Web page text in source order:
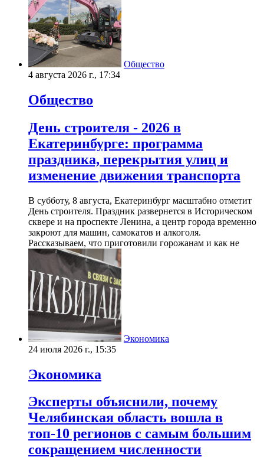
Общество
4 августа 2026 г., 17:34
Общество
День строителя - 2026 в
Екатеринбурге: программа
праздника, перекрытия улиц и
изменение движения транспорта
В субботу, 8 августа, Екатеринбург масштабно отметит
День строителя. Праздник развернется в Историческом
сквере и на проспекте Ленина, а центр города временно
закроют для машин, самокатов и алкоголя.
Рассказываем, что приготовили горожанам и как не
Экономика
24 июля 2026 г., 15:35
Экономика
Эксперты объяснили, почему
Челябинская область вошла в
топ-10 регионов с самым большим
сокращением численности